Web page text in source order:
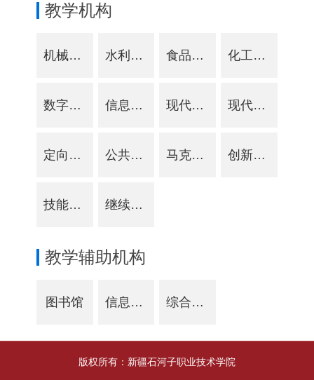
教学机构
机械电气工程学院 水利建筑工程学院 食品工程学院 化工与环境工程学院
数字商贸学院 信息与通信工程学院 现代服务学院 现代农业学院
定向培养学院 公共基础学院 马克思主义学院-思想政治教育中心 创新创业学院
技能培训学院-职业技能鉴定所 继续教育学院
教学辅助机构
图书馆 信息网络中心 综合保障中心
版权所有：新疆石河子职业技术学院